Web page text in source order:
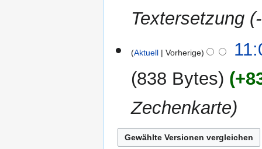
Textersetzung (-
MärzAktuell Vorherige
838 Bytes
Zechenkarte